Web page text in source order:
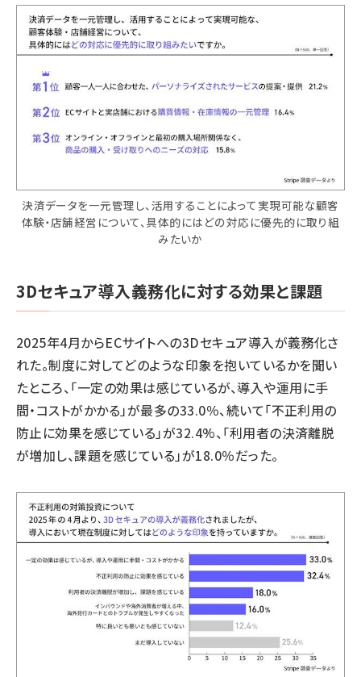
決済データを一元管理し、活用することによって実現可能な顧客
体験・店舗経営について、具体的にはどの対応に優先的に取り組
みたいか
3Dセキュア導入義務化に対する効果と課題
2025年4月からECサイトへの3Dセキュア導入が義務化さ
れた。制度に対してどのような印象を抱いているかを聞い
たところ、「一定の効果は感じているが、導入や運用に手
間・コストがかかる」が最多の33.0％、続いて「不正利用の
防止に効果を感じている」が32.4%、「利用者の決済離脱
が増加し、課題を感じている」が18.0％だった。